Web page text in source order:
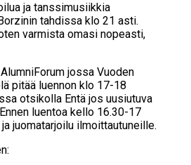
ja tanssimusiikkia
tahdissa klo 21 asti.
varmista omasi nopeasti,
jossa Vuoden
pitää luennon klo 17-18
otsikolla Entä jos uusiutuva
luentoa kello 16.30-17
juomatarjoilu ilmoittautuneille.